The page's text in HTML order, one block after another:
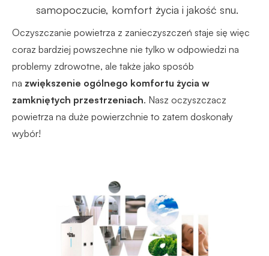
samopoczucie, komfort życia i jakość snu.
Oczyszczanie powietrza z zanieczyszczeń staje się więc
coraz bardziej powszechne nie tylko w odpowiedzi na
problemy zdrowotne, ale także jako sposób
na zwiększenie ogólnego komfortu życia w
zamkniętych przestrzeniach. Nasz oczyszczacz
powietrza na duże powierzchnie to zatem doskonały
wybór!